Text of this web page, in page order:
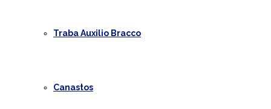
Traba Auxilio Bracco
Canastos